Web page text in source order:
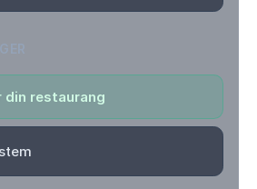
restaurang